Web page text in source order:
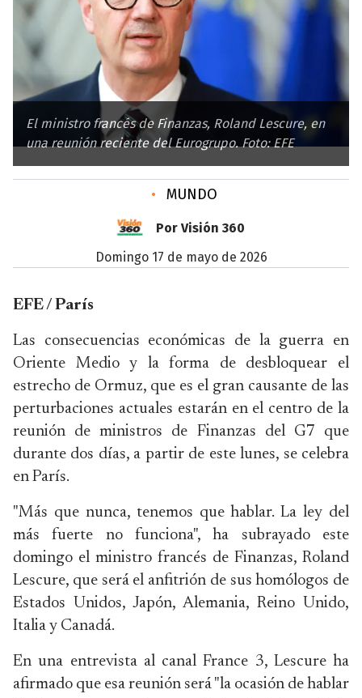
El ministro francés de Finanzas, Roland Lescure, en
una reunión reciente del Eurogrupo. Foto: EFE
• MUNDO
Por Visión 360
domingo 17 de mayo de 2026
EFE / París
Las consecuencias económicas de la guerra en
Oriente Medio y la forma de desbloquear el
estrecho de Ormuz, que es el gran causante de las
perturbaciones actuales estarán en el centro de la
reunión de ministros de Finanzas del G7 que
durante dos días, a partir de este lunes, se celebra
en París.
"Más que nunca, tenemos que hablar. La ley del
más fuerte no funciona", ha subrayado este
domingo el ministro francés de Finanzas, Roland
Lescure, que será el anfitrión de sus homólogos de
Estados Unidos, Japón, Alemania, Reino Unido,
Italia y Canadá.
En una entrevista al canal France 3, Lescure ha
afirmado que esa reunión será "la ocasión de hablar